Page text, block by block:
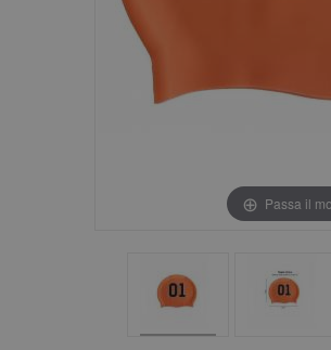
Passa il